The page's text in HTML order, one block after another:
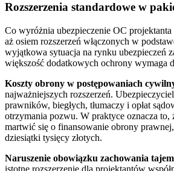
Rozszerzenia standardowe w
Co wyróżnia ubezpieczenie OC
aż osiem rozszerzeń włączonych w
wyjątkowa sytuacja na rynku ubezpieczeń
większość dodatkowych ochrony wymaga
Koszty obrony w postępowaniach
najważniejszych rozszerzeń.
prawników, biegłych, tłumaczy i opłat
otrzymania pozwu. W praktyce oznacza to,
martwić się o finansowanie obrony
dziesiątki tysięcy złotych.
Naruszenie obowiązku zachowania
istotne rozszerzenie dla projektantów